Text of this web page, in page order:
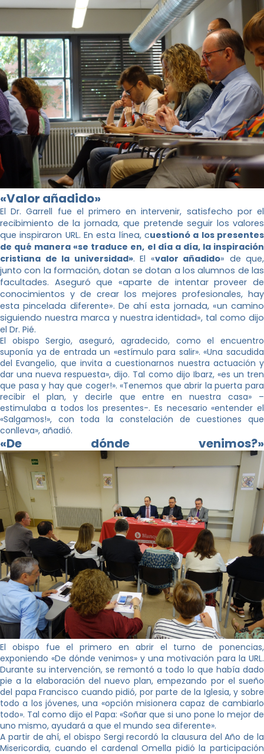
«Valor añadido»
El Dr. Garrell fue el primero en intervenir, satisfecho por el
recibimiento de la jornada, que pretende seguir los valores
que inspiraron URL. En esta línea, cuestionó a los presentes
de qué manera «se traduce en, el día a día, la inspiración
cristiana de la universidad». El «valor añadido» de que,
junto con la formación, dotan se dotan a los alumnos de las
facultades. Aseguró que «aparte de intentar proveer de
conocimientos y de crear los mejores profesionales, hay
esta pincelada diferente». De ahí esta jornada, «un camino
siguiendo nuestra marca y nuestra identidad», tal como dijo
el Dr. Pié.
El obispo Sergio, aseguró, agradecido, como el encuentro
suponía ya de entrada un «estímulo para salir». «Una sacudida
del Evangelio, que invita a cuestionarnos nuestra actuación y
dar una nueva respuesta», dijo. Tal como dijo Ibarz, «es un tren
que pasa y hay que coger!». «Tenemos que abrir la puerta para
recibir el plan, y decirle que entre en nuestra casa» –
estimulaba a todos los presentes-. Es necesario «entender el
«Salgamos!», con toda la constelación de cuestiones que
conlleva», añadió.
«De dónde venimos?»
El obispo fue el primero en abrir el turno de ponencias,
exponiendo «De dónde venimos» y una motivación para la URL.
Durante su intervención, se remontó a todo lo que había dado
pie a la elaboración del nuevo plan, empezando por el sueño
del papa Francisco cuando pidió, por parte de la Iglesia, y sobre
todo a los jóvenes, una «opción misionera capaz de cambiarlo
todo». Tal como dijo el Papa: «Soñar que si uno pone lo mejor de
uno mismo, ayudará a que el mundo sea diferente».
A partir de ahí, el obispo Sergi recordó la clausura del Año de la
Misericordia, cuando el cardenal Omella pidió la participación